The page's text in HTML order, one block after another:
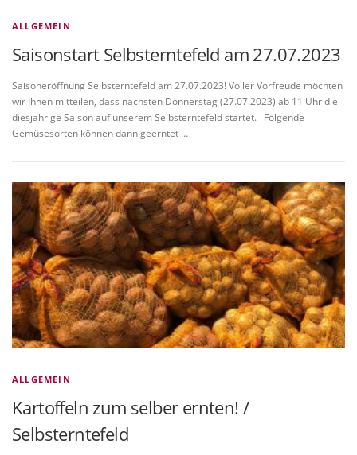
ALLGEMEIN
Saisonstart Selbsterntefeld am 27.07.2023
Saisoneröffnung Selbsterntefeld am 27.07.2023! Voller Vorfreude möchten
wir Ihnen mitteilen, dass nächsten Donnerstag (27.07.2023) ab 11 Uhr die
diesjährige Saison auf unserem Selbsterntefeld startet. Folgende
Gemüsesorten können dann geerntet …
ALLGEMEIN
Kartoffeln zum selber ernten! /
Selbsterntefeld